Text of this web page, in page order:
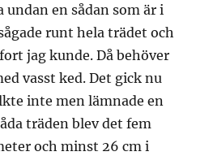
undan en sådan som är i
runt hela trädet och
jag kunde. Då behöver
vasst ked. Det gick nu
inte men lämnade en
träden blev det fem
och minst 26 cm i